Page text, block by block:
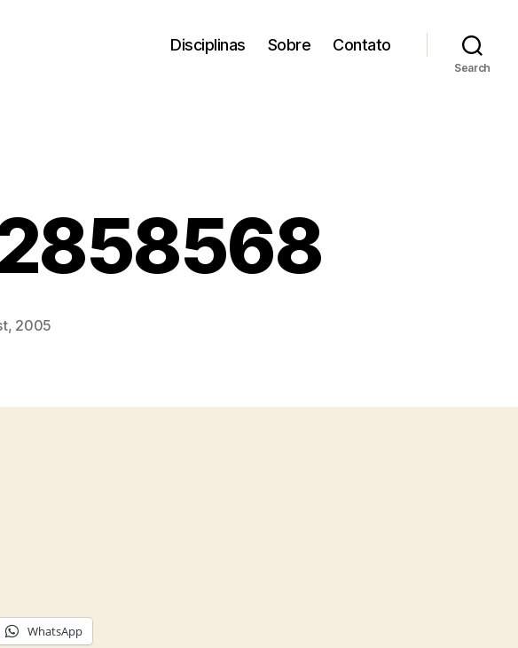
Disciplinas Sobre Contato
Search
2005
WhatsApp